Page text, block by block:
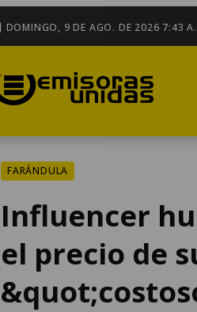
DOMINGO, 9 DE AGO. DE 2026 7:43
FARÁNDULA
Influencer
el precio de